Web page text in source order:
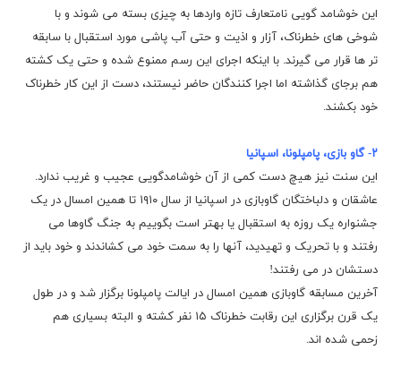
این خوشامد گویی نامتعارف تازه واردها به چیزی بسته می شوند و با
شوخی های خطرناک، آزار و اذیت و حتی آب پاشی مورد استقبال با سابقه
تر ها قرار می گیرند. با اینکه اجرای این رسم ممنوع شده و حتی یک کشته
هم برجای گذاشته اما اجرا کنندگان حاضر نیستند، دست از این کار خطرناک
خود بکشند.
۲- گاو بازی، پامپلونا، اسپانیا
این سنت نیز هیچ دست کمی از آن خوشامدگویی عجیب و غریب ندارد.
عاشقان و دلباختگان گاوبازی در اسپانیا از سال ۱۹۱۰ تا همین امسال در یک
جشنواره یک روزه به استقبال یا بهتر است بگوییم به جنگ گاوها می
رفتند و با تحریک و تهیدید، آنها را به سمت خود می کشاندند و خود باید از
دستشان در می رفتند!
آخرین مسابقه گاوبازی همین امسال در ایالت پامپلونا برگزار شد و در طول
یک قرن برگزاری این رقابت خطرناک ۱۵ نفر کشته و البته بسیاری هم
زحمی شده اند.